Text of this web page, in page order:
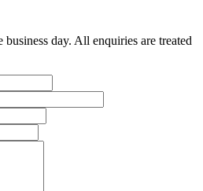
day. All enquiries are treated